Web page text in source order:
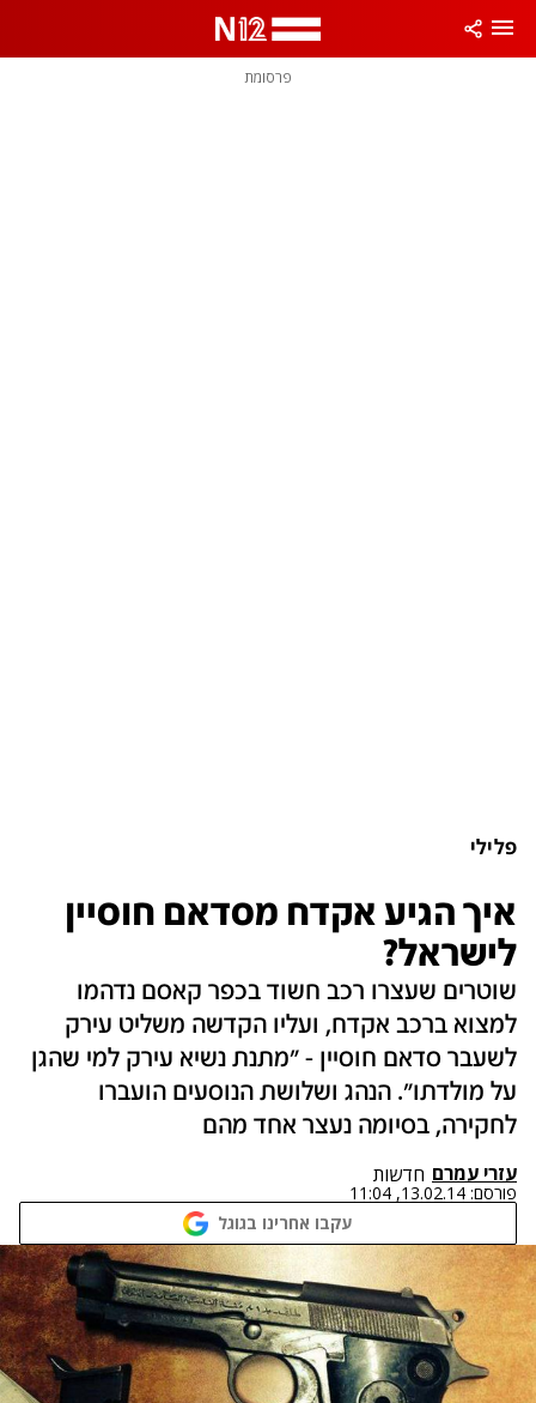
פרסומת
פלילי
איך הגיע אקדח מסדאם חוסיין
לישראל?
שוטרים שעצרו רכב חשוד בכפר קאסם נדהמו
למצוא ברכב אקדח, ועליו הקדשה משליט עירק
לשעבר סדאם חוסיין - "מתנת נשיא עירק למי שהגן
על מולדתו". הנהג ושלושת הנוסעים הועברו
לחקירה, בסיומה נעצר אחד מהם
עזרי עמרם חדשות
פורסם: 13.02.14, 11:04
עקבו אחרינו בגוגל